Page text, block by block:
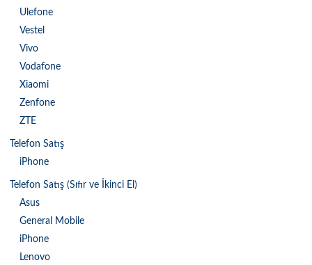
Ulefone
Vestel
Vivo
Vodafone
Xiaomi
Zenfone
ZTE
Telefon Satış
iPhone
Telefon Satış (Sıfır ve İkinci El)
Asus
General Mobile
iPhone
Lenovo